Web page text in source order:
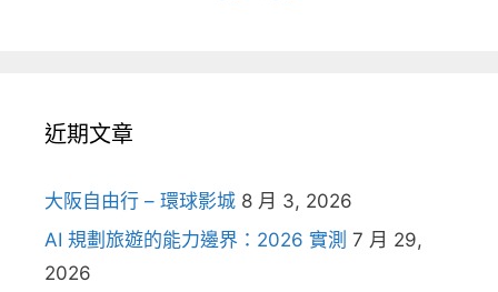
近期文章
大阪自由行 – 環球影城 8 月 3, 2026
AI 規劃旅遊的能力邊界：2026 實測 7 月 29,
2026